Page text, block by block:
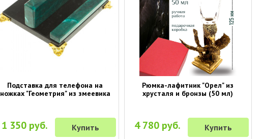
Подставка для телефона на
ножках "Геометрия" из змеевика
1 350 руб. Купить
Рюмка-лафитник "Орел" из
хрусталя и бронзы (50 мл)
4 780 руб. Купить